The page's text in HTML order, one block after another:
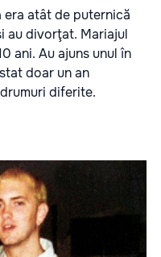
atât de puternică
au divorţat. Mariajul
ani. Au ajuns unul în
doar un an
diferite.